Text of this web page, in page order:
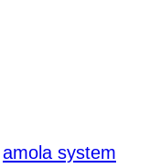
amola system